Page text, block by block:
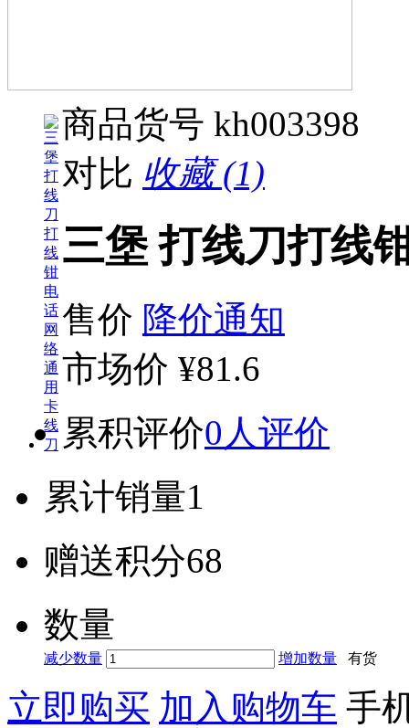
商品货号 kh003398
对比 收藏 (1)
三堡 打线刀打线
售价 降价通知
市场价 ¥81.6
累积评价0人评价
累计销量1
赠送积分68
数量
减少数量 增加数量 有货
立即购买 加入购物车 手